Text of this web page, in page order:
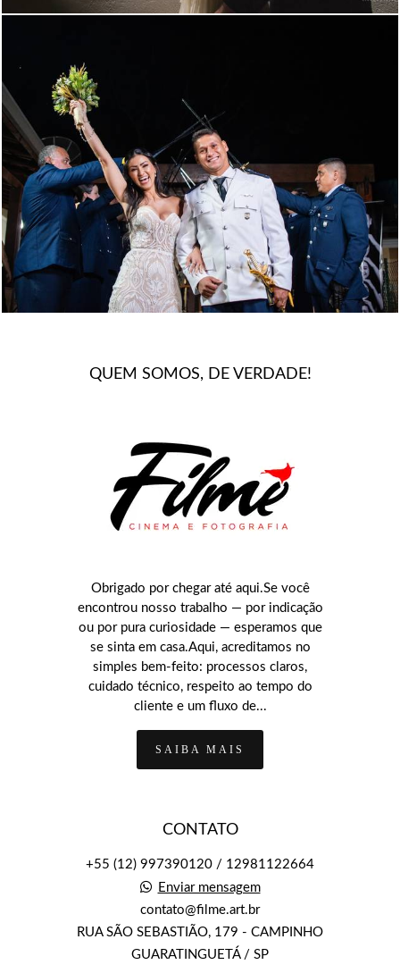
25 0
QUEM SOMOS, DE VERDADE!
Obrigado por chegar até aqui.Se você
encontrou nosso trabalho — por indicação
ou por pura curiosidade — esperamos que
se sinta em casa.Aqui, acreditamos no
simples bem-feito: processos claros,
cuidado técnico, respeito ao tempo do
cliente e um fluxo de...
SAIBA MAIS
CONTATO
+55 (12) 997390120 / 12981122664
Enviar mensagem
contato@filme.art.br
RUA SÃO SEBASTIÃO, 179 - CAMPINHO
GUARATINGUETÁ / SP